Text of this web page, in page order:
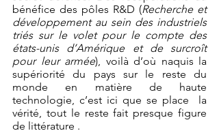
bénéfice des pôles R&D (Recherche et
développement au sein des industriels
triés sur le volet pour le compte des
états-unis d’Amérique et de surcroît
pour leur armée), voilà d’où naquis la
supériorité du pays sur le reste du
monde en matière de haute
technologie, c’est ici que se place  la
vérité, tout le reste fait presque figure
de littérature .